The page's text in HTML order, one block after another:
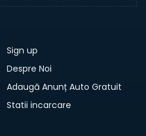
Sign up
Despre Noi
Adaugă Anunț Auto Gratuit
Statii incarcare